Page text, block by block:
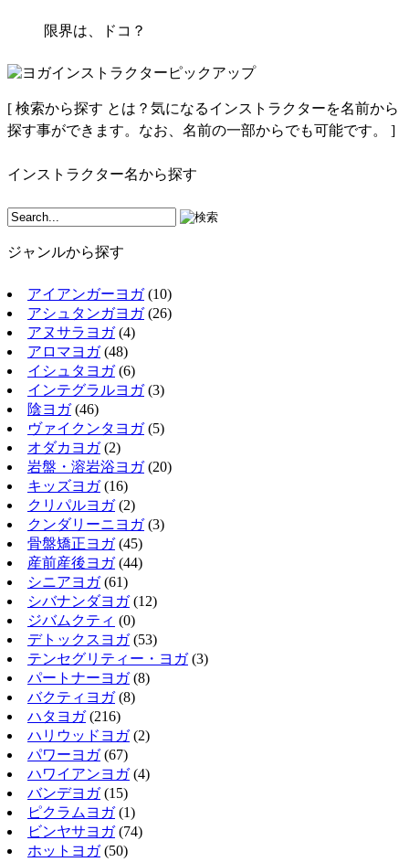
限界は、ドコ？
[ 検索から探す とは？ 気になるインストラクターを名前から
探す事ができます。なお、名前の一部からでも可能です。
]
インストラクター名から探す
ジャンルから探す
アイアンガーヨガ(10)
アシュタンガヨガ(26)
アヌサラヨガ(4)
アロマヨガ(48)
イシュタヨガ(6)
インテグラルヨガ(3)
陰ヨガ(46)
ヴァイクンタヨガ(5)
オダカヨガ(2)
岩盤・溶岩浴ヨガ(20)
キッズヨガ(16)
クリパルヨガ(2)
クンダリーニヨガ(3)
骨盤矯正ヨガ(45)
産前産後ヨガ(44)
シニアヨガ(61)
シバナンダヨガ(12)
ジバムクティ (0)
デトックスヨガ(53)
テンセグリティー・ヨガ(3)
パートナーヨガ(8)
バクティヨガ(8)
ハタヨガ(216)
ハリウッドヨガ(2)
パワーヨガ(67)
ハワイアンヨガ(4)
バンデヨガ(15)
ピクラムヨガ(1)
ビンヤサヨガ(74)
ホットヨガ(50)